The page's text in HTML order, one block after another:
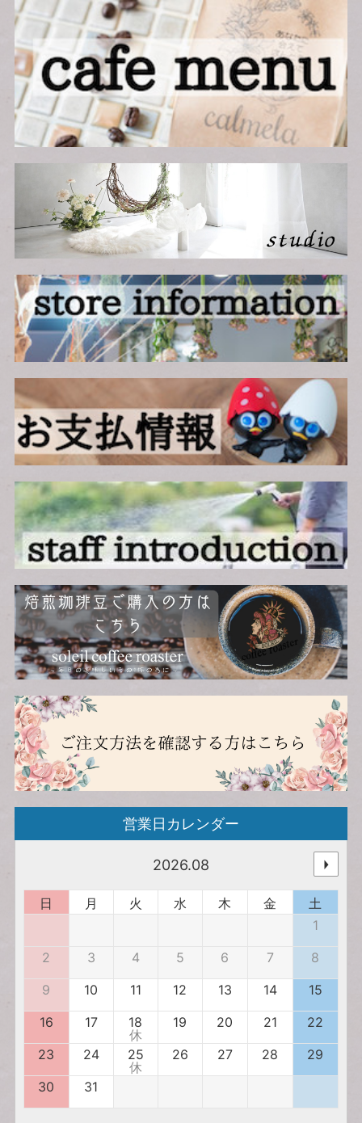
営業日カレンダー
2026.08
日 月 火 水 木 金
土
1
2
3 4 5 6 7
8
9
10 11 12 13 14
15
16
17
18
休
19 20 21
22
23
24
25
休
26 27 28
29
30
31